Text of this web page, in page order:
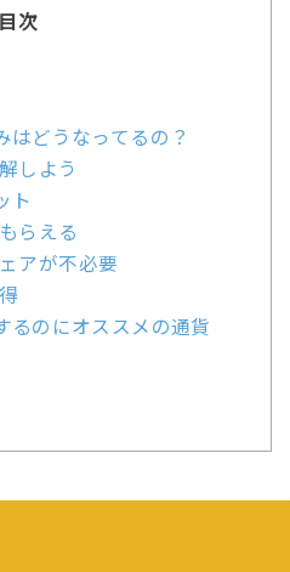
目次
はどうなってるの？
しよう
ト
らえる
アが不必要
るのにオススメの通貨